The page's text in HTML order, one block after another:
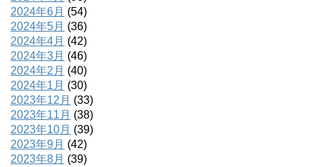
2024年6月 (54)
2024年5月 (36)
2024年4月 (42)
2024年3月 (46)
2024年2月 (40)
2024年1月 (30)
2023年12月 (33)
2023年11月 (38)
2023年10月 (39)
2023年9月 (42)
2023年8月 (39)